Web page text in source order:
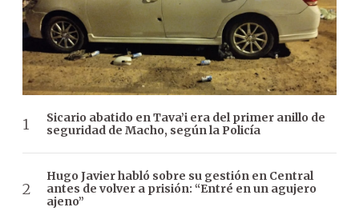
Sicario abatido en Tava’i era del primer anillo de
seguridad de Macho, según la Policía
Hugo Javier habló sobre su gestión en Central
antes de volver a prisión: “Entré en un agujero
ajeno”